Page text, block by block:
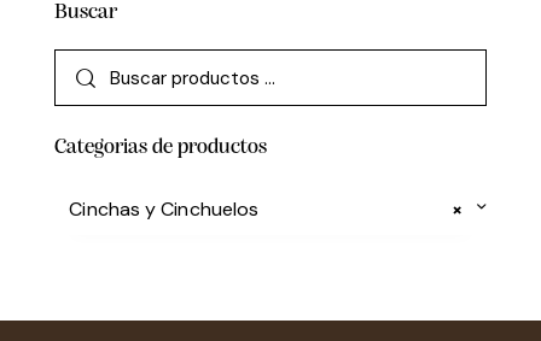
Buscar
Categorias de productos
×
Cinchas y Cinchuelos